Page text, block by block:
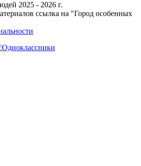
2025 - 2026 г.
ссылка на "Город особенных